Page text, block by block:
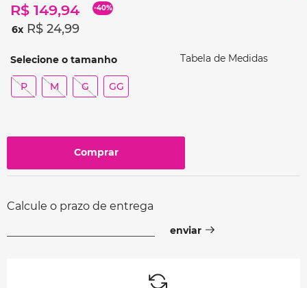
R$ 149,94 -40%
6 R$ 24,99
P M G GG
Tabela de Medidas
Comprar
Calcule o prazo de entrega